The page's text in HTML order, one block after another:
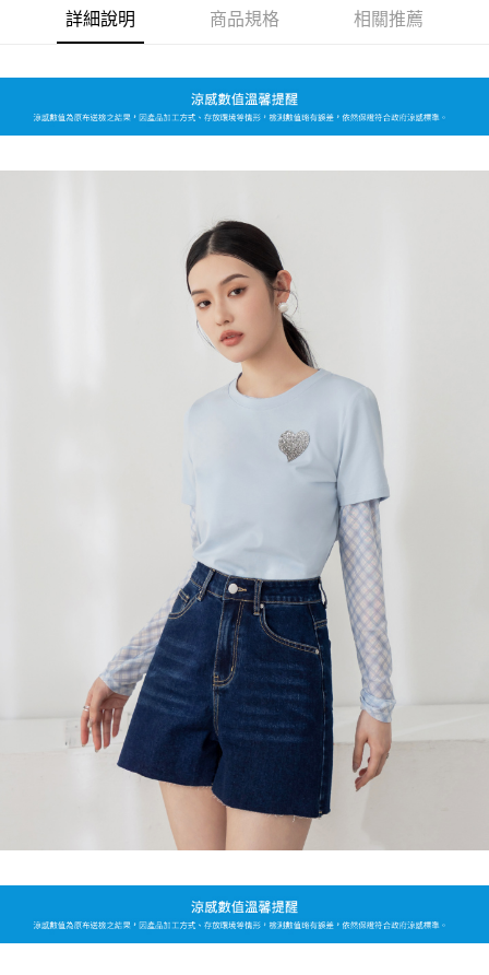
7-11取貨付款
每筆NT$80，滿NT$699(含以上)免運費
宅配
詳細說明 商品規格 相關推薦